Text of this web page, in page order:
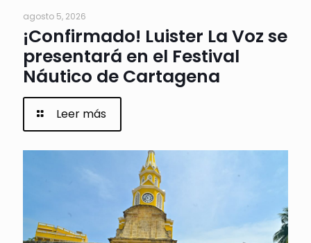
agosto 5, 2026
¡Confirmado! Luister La Voz se
presentará en el Festival
Náutico de Cartagena
Leer más